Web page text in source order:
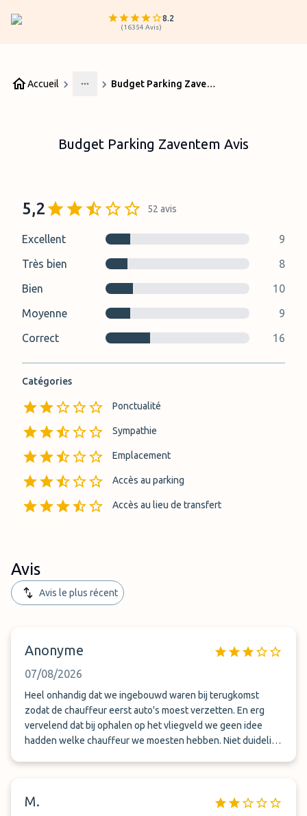
8.2
(16354 Avis)
Accueil
More
Budget Parking Zaventem Avis
Budget Parking Zaventem Avis
5,2 52 avis
Excellent
9
Très bien
8
Bien
10
Moyenne
9
Correct
16
Catégories
Ponctualité
Sympathie
Emplacement
Accès au parking
Accès au lieu de transfert
Avis
Avis le plus récent
Anonyme
07/08/2026
Heel onhandig dat we ingebouwd waren bij terugkomst
zodat de chauffeur eerst auto's moest verzetten. En erg
vervelend dat bij ophalen op het vliegveld we geen idee
hadden welke chauffeur we moesten hebben. Niet duidelijk
M.